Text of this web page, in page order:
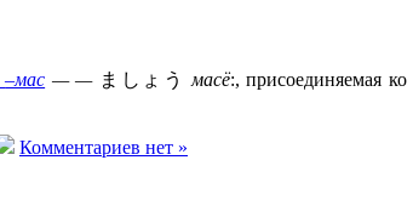
–мас — —ましょう масё:, присоединяемая
Комментариев нет »